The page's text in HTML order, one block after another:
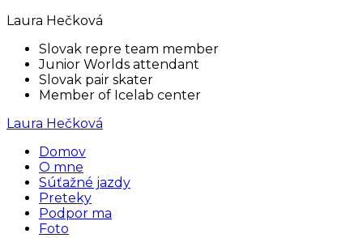
Laura Hečková
Slovak repre team member
Junior Worlds attendant
Slovak pair skater
Member of Icelab center
Laura Hečková
Domov
O mne
Súťažné jazdy
Preteky
Podpor ma
Foto